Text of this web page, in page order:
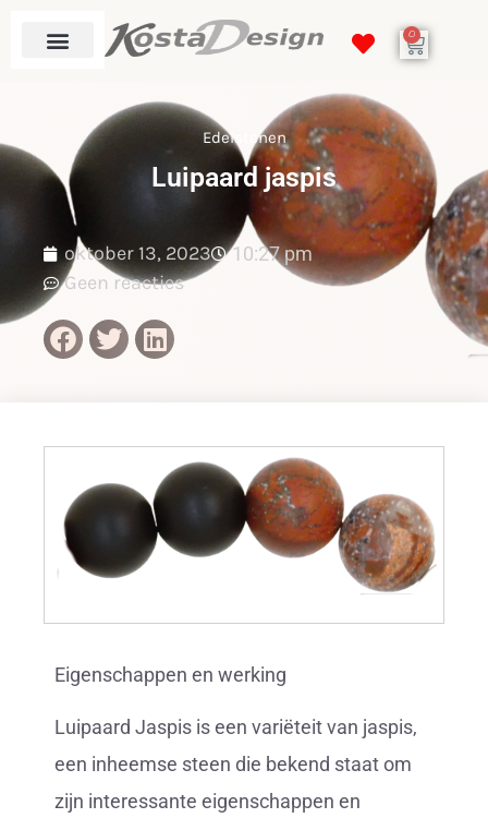
0
Edelstenen
Luipaard jaspis
oktober 13, 2023 10:27 pm
Geen reacties
Eigenschappen en werking
Luipaard Jaspis is een variëteit van jaspis,
een inheemse steen die bekend staat om
zijn interessante eigenschappen en